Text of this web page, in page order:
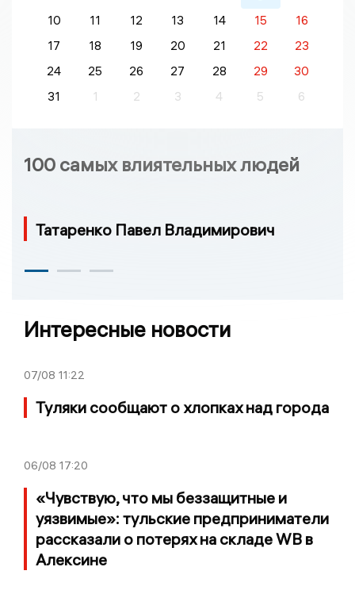
10
11 12 13 14 15
16
17
18 19 20 21 22
23
24
25 26 27 28 29
30
31
1 2 3 4 5 6
100 самых влиятельных людей
Татаренко Павел Владимирович
Интересные новости
07/08 11:22
Туляки сообщают о хлопках над города
06/08 17:20
«Чувствую, что мы беззащитные и
уязвимые»: тульские предприниматели
рассказали о потерях на складе WB в
Алексине